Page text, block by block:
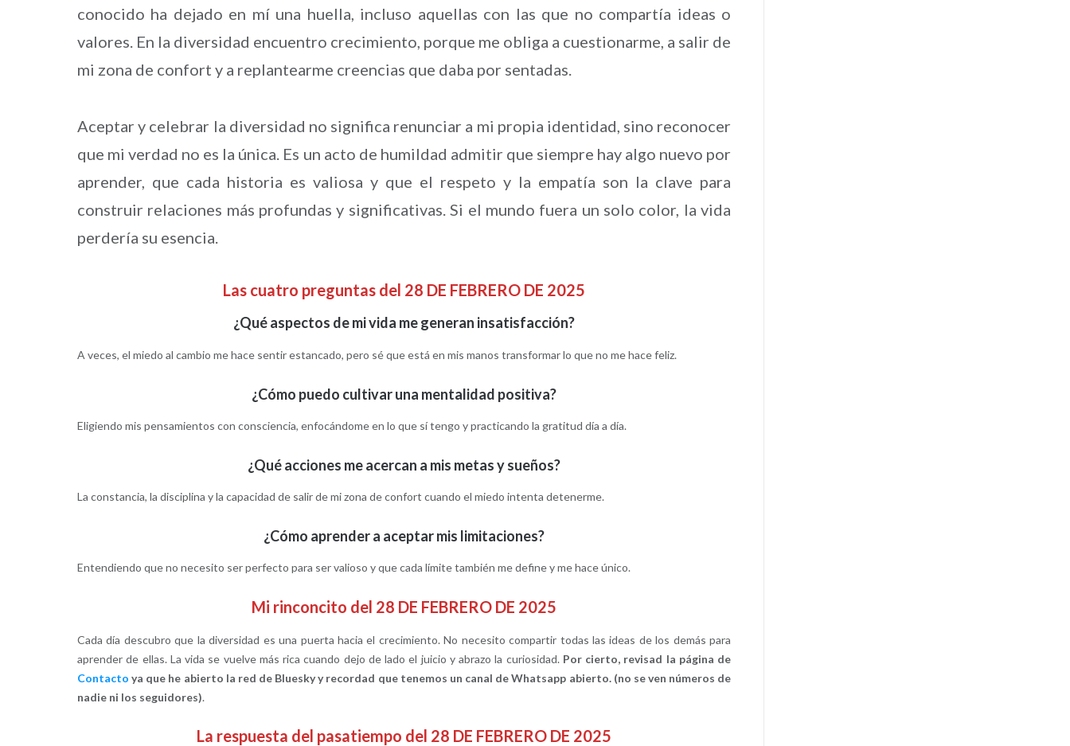
conocido ha dejado en mí una huella, incluso aquellas con las que no compartía ideas o
valores. En la diversidad encuentro crecimiento, porque me obliga a cuestionarme, a salir de
mi zona de confort y a replantearme creencias que daba por sentadas.
Aceptar y celebrar la diversidad no significa renunciar a mi propia identidad, sino reconocer
que mi verdad no es la única. Es un acto de humildad admitir que siempre hay algo nuevo por
aprender, que cada historia es valiosa y que el respeto y la empatía son la clave para
construir relaciones más profundas y significativas. Si el mundo fuera un solo color, la vida
perdería su esencia.
Las cuatro preguntas del 28 DE FEBRERO DE 2025
¿Qué aspectos de mi vida me generan insatisfacción?
A veces, el miedo al cambio me hace sentir estancado, pero sé que está en mis manos transformar lo que no me hace feliz.
¿Cómo puedo cultivar una mentalidad positiva?
Eligiendo mis pensamientos con consciencia, enfocándome en lo que sí tengo y practicando la gratitud día a día.
¿Qué acciones me acercan a mis metas y sueños?
La constancia, la disciplina y la capacidad de salir de mi zona de confort cuando el miedo intenta detenerme.
¿Cómo aprender a aceptar mis limitaciones?
Entendiendo que no necesito ser perfecto para ser valioso y que cada límite también me define y me hace único.
Mi rinconcito del 28 DE FEBRERO DE 2025
Cada día descubro que la diversidad es una puerta hacia el crecimiento. No necesito compartir todas las ideas de los demás para
aprender de ellas. La vida se vuelve más rica cuando dejo de lado el juicio y abrazo la curiosidad. Por cierto, revisad la página de
Contacto ya que he abierto la red de Bluesky y recordad que tenemos un canal de Whatsapp abierto. (no se ven números de
nadie ni los seguidores).
La respuesta del pasatiempo del 28 DE FEBRERO DE 2025